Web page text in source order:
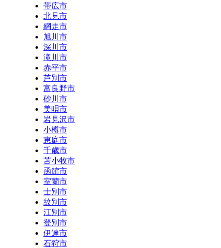
帯広市
北見市
網走市
旭川市
深川市
滝川市
赤平市
芦別市
富良野市
砂川市
美唄市
岩見沢市
小樽市
恵庭市
千歳市
苫小牧市
函館市
室蘭市
士別市
紋別市
江別市
登別市
伊達市
石狩市